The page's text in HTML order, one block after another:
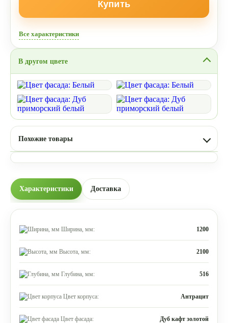
Купить
Все характеристики
В другом цвете
Похожие товары
Характеристики Доставка
Ширина, мм: 1200
Высота, мм: 2100
Глубина, мм: 516
Цвет корпуса: Антрацит
Цвет фасада: Дуб кафт золотой